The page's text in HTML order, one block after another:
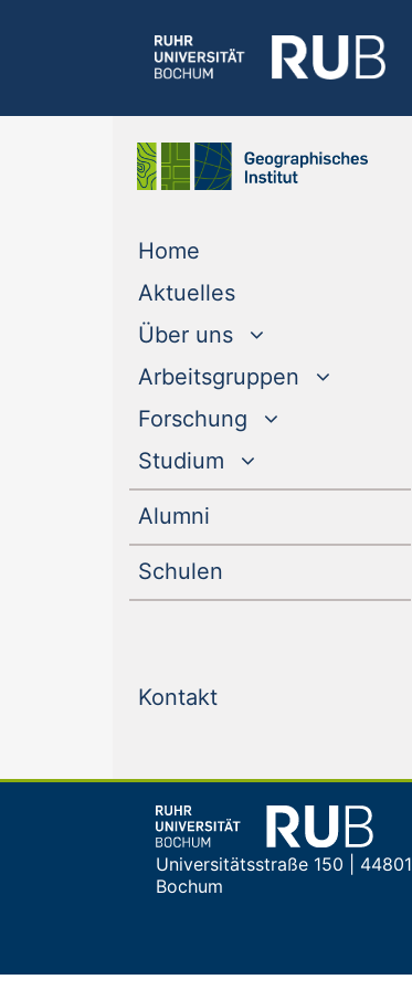
Home
Aktuelles(current)
Über uns
Arbeitsgruppen
Forschung
Studium
Alumni
Schulen
Kontakt(current)
Universitätsstraße 150 | 44801
Bochum